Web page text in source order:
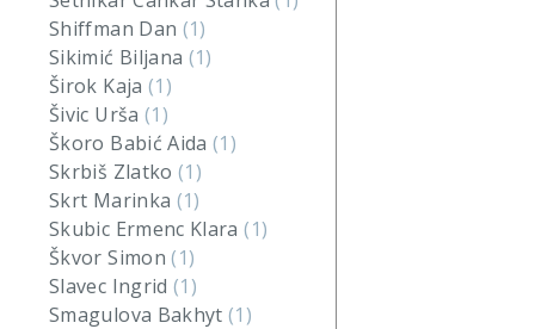
Shiffman Dan (1)
Sikimić Biljana (1)
Širok Kaja (1)
Šivic Urša (1)
Škoro Babić Aida(1)
Skrbiš Zlatko(1)
Skrt Marinka (1)
Skubic Ermenc Klara(1)
Škvor Simon(1)
Slavec Ingrid(1)
Smagulova Bakhyt(1)